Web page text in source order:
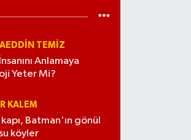
TEMIZ
Anlamaya
Yeter Mi?
KALEM
Batman'ın gönül
köyler